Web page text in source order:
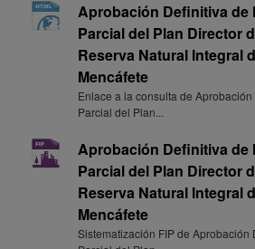
Aprobación Definitiva de
Parcial del Plan Director
Reserva Natural Integral
Mencáfete
Enlace a la consulta de
Parcial del Plan...
Aprobación Definitiva de
Parcial del Plan Director
Reserva Natural Integral
Mencáfete
Sistematización FIP de Aprobación